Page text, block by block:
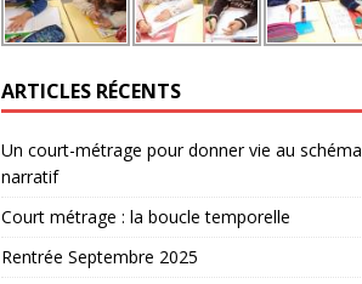
ARTICLES RÉCENTS
Un court-métrage pour donner vie au schéma
narratif
Court métrage : la boucle temporelle
Rentrée Septembre 2025